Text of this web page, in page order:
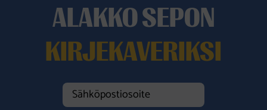
ALAKKO SEPON
KIRJEKAVERIKSI